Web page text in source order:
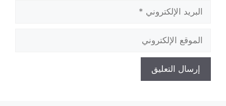
البريد
الإلكتروني
الموقع
الإلكتروني